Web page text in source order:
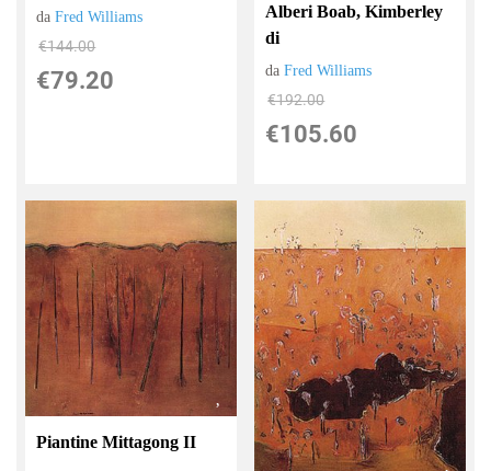
daFred Williams
€144.00
€79.20
Alberi Boab, Kimberley
di
daFred Williams
€192.00
€105.60
Piantine Mittagong II